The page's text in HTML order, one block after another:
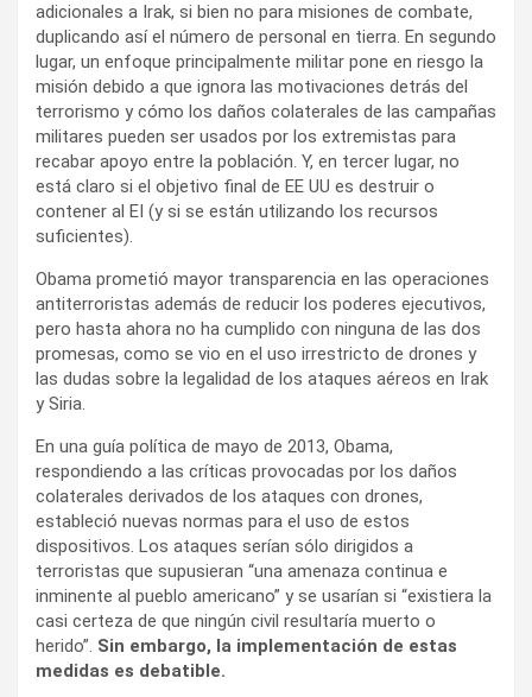
adicionales a Irak, si bien no para misiones de combate,
duplicando así el número de personal en tierra. En segundo
lugar, un enfoque principalmente militar pone en riesgo la
misión debido a que ignora las motivaciones detrás del
terrorismo y cómo los daños colaterales de las campañas
militares pueden ser usados por los extremistas para
recabar apoyo entre la población. Y, en tercer lugar, no
está claro si el objetivo final de EE UU es destruir o
contener al EI (y si se están utilizando los recursos
suficientes).
Obama prometió mayor transparencia en las operaciones
antiterroristas además de reducir los poderes ejecutivos,
pero hasta ahora no ha cumplido con ninguna de las dos
promesas, como se vio en el uso irrestricto de drones y
las dudas sobre la legalidad de los ataques aéreos en Irak
y Siria.
En una guía política de mayo de 2013, Obama,
respondiendo a las críticas provocadas por los daños
colaterales derivados de los ataques con drones,
estableció nuevas normas para el uso de estos
dispositivos. Los ataques serían sólo dirigidos a
terroristas que supusieran “una amenaza continua e
inminente al pueblo americano” y se usarían si “existiera la
casi certeza de que ningún civil resultaría muerto o
herido”. Sin embargo, la implementación de estas
medidas es debatible.